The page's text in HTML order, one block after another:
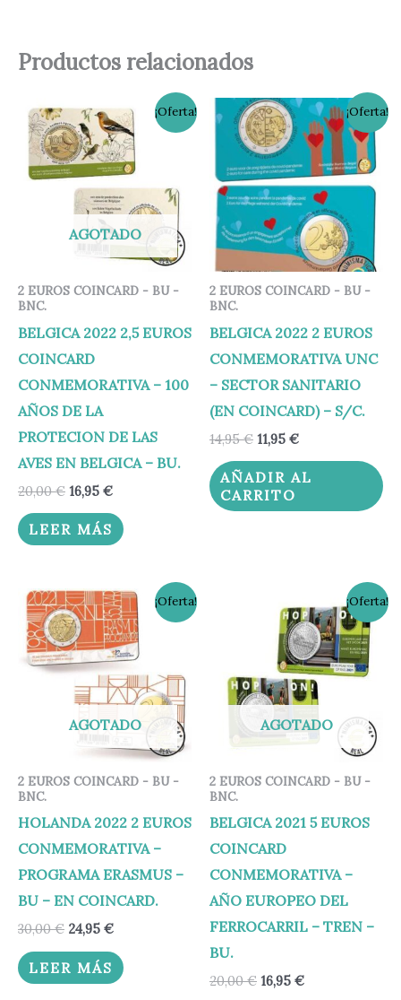
Productos relacionados
¡Oferta!
AGOTADO
2 EUROS COINCARD - BU -
BNC.
BELGICA 2022 2,5 EUROS
COINCARD
CONMEMORATIVA – 100
AÑOS DE LA
PROTECION DE LAS
AVES EN BELGICA – BU.
20,00€
El
precio
original
era:
20,00 €.
16,95 €
El
precio
actual
es:
16,95 €.
LEER MÁS
¡Oferta!
2 EUROS COINCARD - BU -
BNC.
BELGICA 2022 2 EUROS
CONMEMORATIVA UNC
– SECTOR SANITARIO
(EN COINCARD) – S/C.
14,95€
El
precio
original
era:
14,95 €.
11,95 €
El
precio
actual
es:
11,95 €.
AÑADIR AL
CARRITO
¡Oferta!
AGOTADO
2 EUROS COINCARD - BU -
BNC.
HOLANDA 2022 2 EUROS
CONMEMORATIVA –
PROGRAMA ERASMUS –
BU – EN COINCARD.
30,00€
El
precio
original
era:
30,00 €.
24,95 €
El
precio
actual
es:
24,95 €.
LEER MÁS
¡Oferta!
AGOTADO
2 EUROS COINCARD - BU -
BNC.
BELGICA 2021 5 EUROS
COINCARD
CONMEMORATIVA –
AÑO EUROPEO DEL
FERROCARRIL – TREN –
BU.
20,00€
precio
original
era:
20,00 €.
16,95 €
precio
actual
es:
16,95 €.